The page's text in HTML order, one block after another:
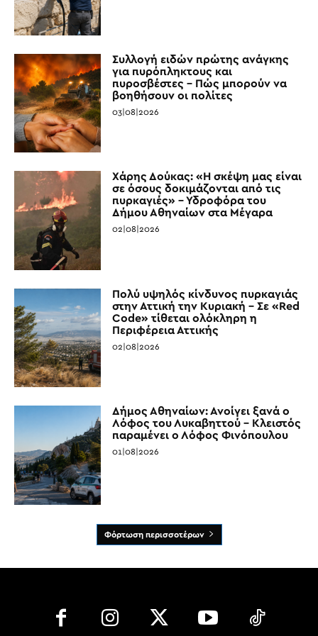
Συλλογή ειδών πρώτης ανάγκης
για πυρόπληκτους και
πυροσβέστες – Πώς μπορούν να
βοηθήσουν οι πολίτες
03|08|2026
Χάρης Δούκας: «Η σκέψη μας είναι
σε όσους δοκιμάζονται από τις
πυρκαγιές» – Υδροφόρα του
Δήμου Αθηναίων στα Μέγαρα
02|08|2026
Πολύ υψηλός κίνδυνος πυρκαγιάς
στην Αττική την Κυριακή – Σε «Red
Code» τίθεται ολόκληρη η
Περιφέρεια Αττικής
02|08|2026
Δήμος Αθηναίων: Ανοίγει ξανά ο
Λόφος του Λυκαβηττού – Κλειστός
παραμένει ο Λόφος Φινόπουλου
01|08|2026
Φόρτωση περισσοτέρων